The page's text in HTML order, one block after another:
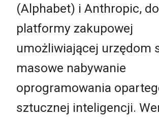
(Alphabet) i Anthropic,
platformy zakupowej
umożliwiającej urzędom
masowe nabywanie
oprogramowania
sztucznej inteligencji.